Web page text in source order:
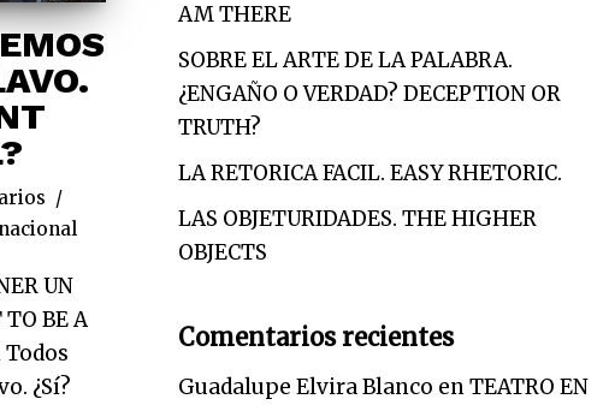
UN
TO BE A
¿Sí?
AM THERE
SOBRE EL ARTE DE LA PALABRA.
¿ENGAÑO O VERDAD? DECEPTION OR
TRUTH?
LA RETORICA FACIL. EASY RHETORIC.
LAS OBJETURIDADES. THE HIGHER
OBJECTS
Comentarios recientes
Guadalupe Elvira Blanco enTEATRO EN